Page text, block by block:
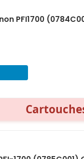
PFI1700